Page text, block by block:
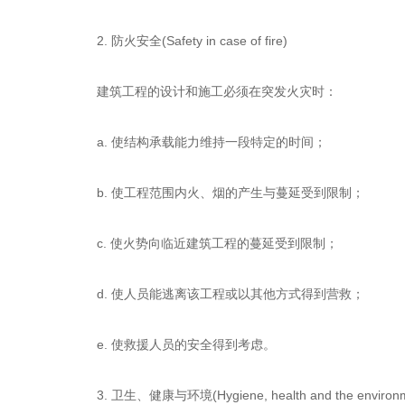
2. 防火安全(Safety in case of fire)
建筑工程的设计和施工必须在突发火灾时：
a. 使结构承载能力维持一段特定的时间；
b. 使工程范围内火、烟的产生与蔓延受到限制；
c. 使火势向临近建筑工程的蔓延受到限制；
d. 使人员能逃离该工程或以其他方式得到营救；
e. 使救援人员的安全得到考虑。
3. 卫生、健康与环境(Hygiene, health and the